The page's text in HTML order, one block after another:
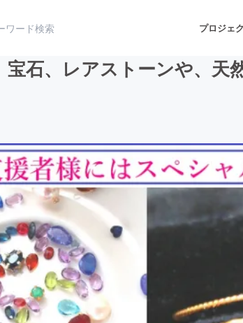
プロジェ
ト・写真 音楽
クノロジー・ガジェット ゲーム・サー
・映画
ネス・起業
宝石、レアストーンや、